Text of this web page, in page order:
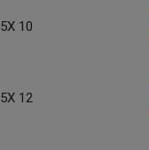
5X 10
5X 12